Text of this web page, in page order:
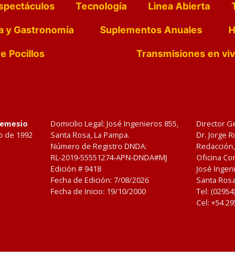
Tecnología Linea Abierta
y Gastronomía
Suplementos Anuales
Pocillos
Transmisiones en
de 1992
Domicilio Legal: José Ingenieros 855,
Santa Rosa, La Pampa.
Número de Registro DNDA:
RL-2019-55551274-APN-DNDA#MJ
Edición # 9418
Fecha de Edición: 7/08/2026
Fecha de Inicio: 19/10/2000
Director
Dr. Jorge
Oficina
José
Santa
Tel:
Cel: +54